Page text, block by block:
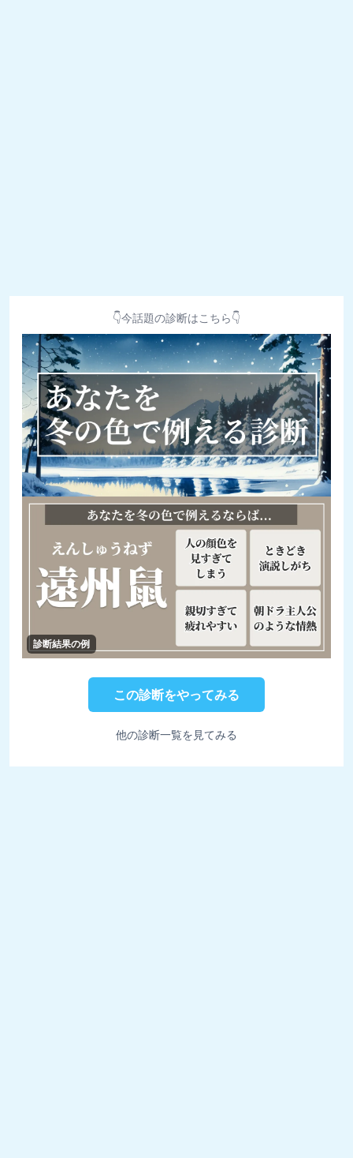
👇今話題の診断はこちら👇
診断結果の例
この診断をやってみる
他の診断一覧を見てみる